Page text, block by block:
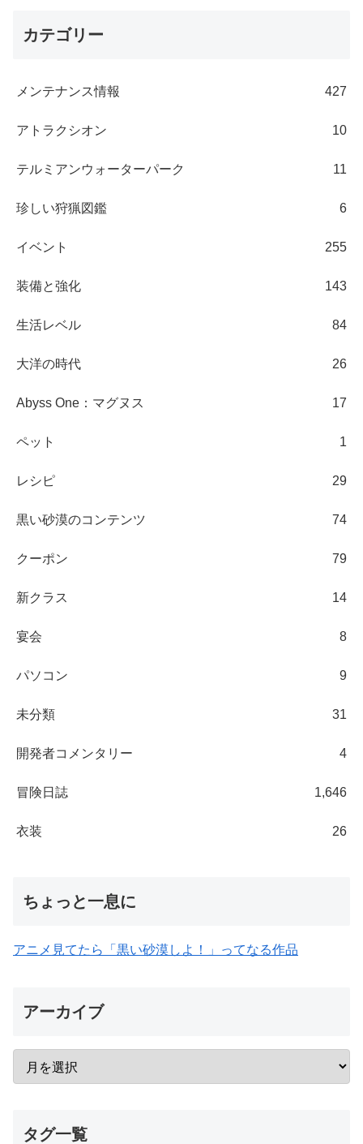
カテゴリー
メンテナンス情報 427
アトラクシオン 10
テルミアンウォーターパーク 11
珍しい狩猟図鑑 6
イベント 255
装備と強化 143
生活レベル 84
大洋の時代 26
Abyss One：マグヌス 17
ペット 1
レシピ 29
黒い砂漠のコンテンツ 74
クーポン 79
新クラス 14
宴会 8
パソコン 9
未分類 31
開発者コメンタリー 4
冒険日誌 1,646
衣装 26
ちょっと一息に
アニメ見てたら「黒い砂漠しよ！」ってなる作品
アーカイブ
タグ一覧